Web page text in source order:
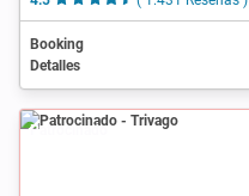
Booking
Detalles
Patrocinado